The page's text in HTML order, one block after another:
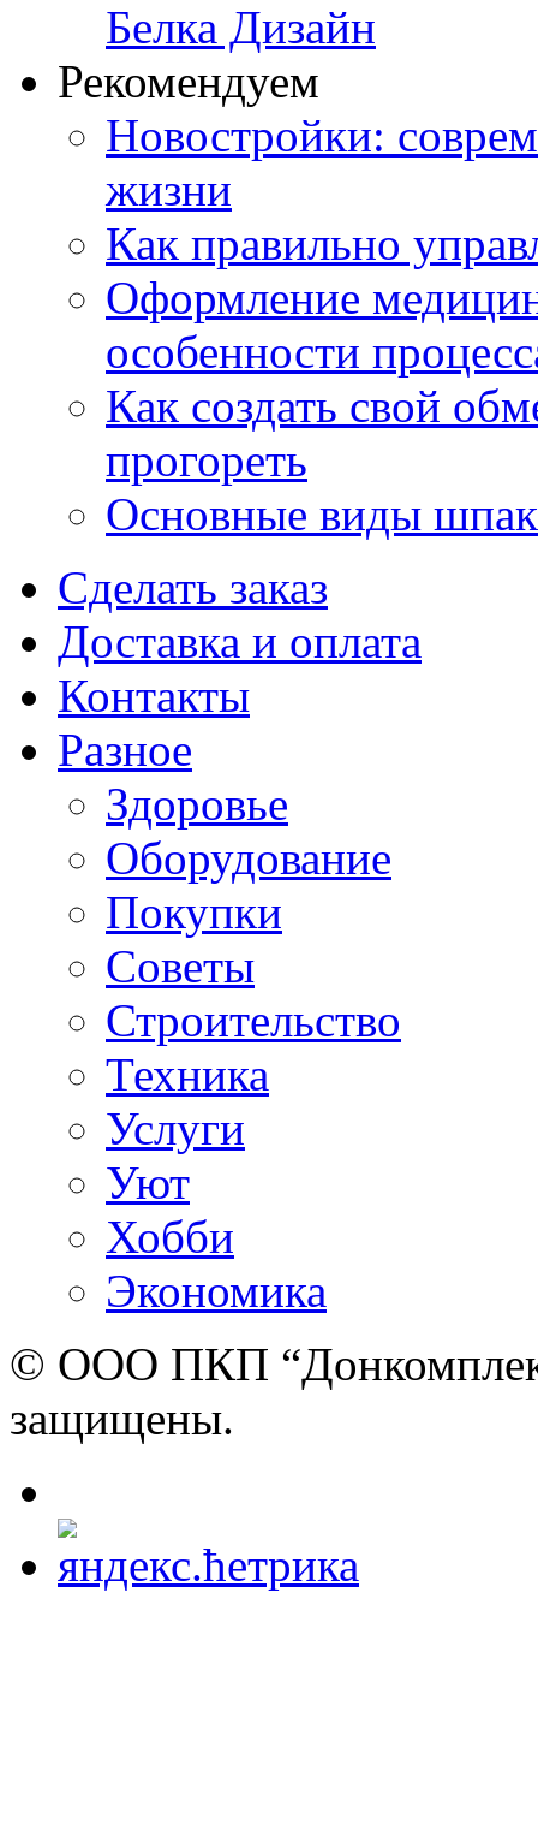
Белка Дизайн
Рекомендуем
Новостройки:
жизни
Как правильно
Оформление
особенности
Как создать свой
прогореть
Основные виды
Сделать заказ
Доставка и оплата
Контакты
Разное
Здоровье
Оборудование
Покупки
Советы
Строительство
Техника
Услуги
Уют
Хобби
Экономика
© ООО ПКП
защищены.